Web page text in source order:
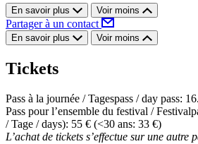
En savoir plus Voir moins
Partager à un contact
En savoir plus Voir moins
Tickets
Pass à la journée / Tagespass / day pass:
Pass pour l’ensemble du festival /
/ Tage / days): 55 € (<30 ans: 33 €)
L’achat de tickets s’effectue sur une autre